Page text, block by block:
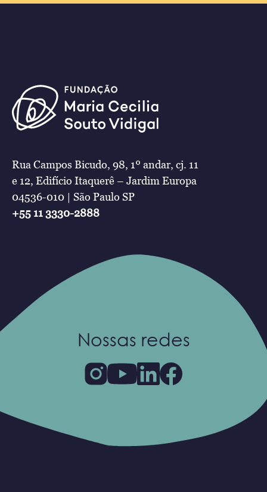
Rua Campos Bicudo, 98, 1º andar, cj. 11
e 12, Edifício Itaquerê – Jardim Europa
04536-010 | São Paulo SP
+55 11 3330-2888
Nossas redes